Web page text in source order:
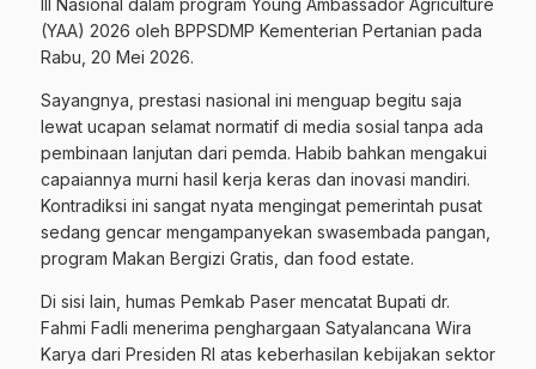
III Nasional dalam program Young Ambassador Agriculture
(YAA) 2026 oleh BPPSDMP Kementerian Pertanian pada
Rabu, 20 Mei 2026.
Sayangnya, prestasi nasional ini menguap begitu saja
lewat ucapan selamat normatif di media sosial tanpa ada
pembinaan lanjutan dari pemda. Habib bahkan mengakui
capaiannya murni hasil kerja keras dan inovasi mandiri.
Kontradiksi ini sangat nyata mengingat pemerintah pusat
sedang gencar mengampanyekan swasembada pangan,
program Makan Bergizi Gratis, dan food estate.
Di sisi lain, humas Pemkab Paser mencatat Bupati dr.
Fahmi Fadli menerima penghargaan Satyalancana Wira
Karya dari Presiden RI atas keberhasilan kebijakan sektor